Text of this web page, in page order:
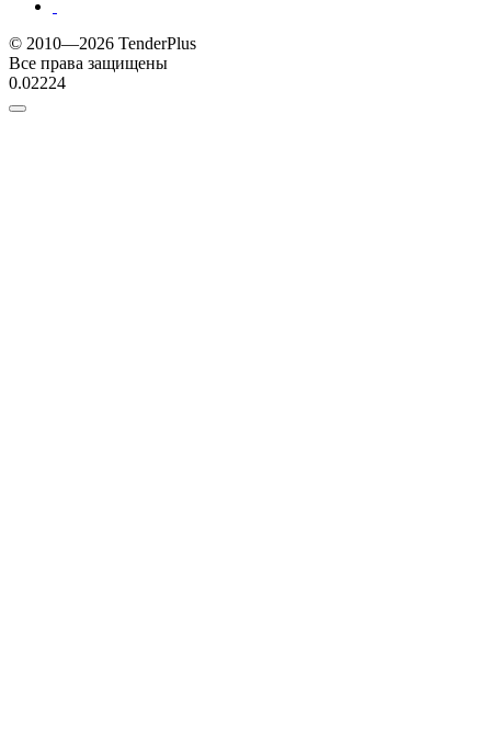
© 2010—2026 TenderPlus
Все права защищены
0.02224